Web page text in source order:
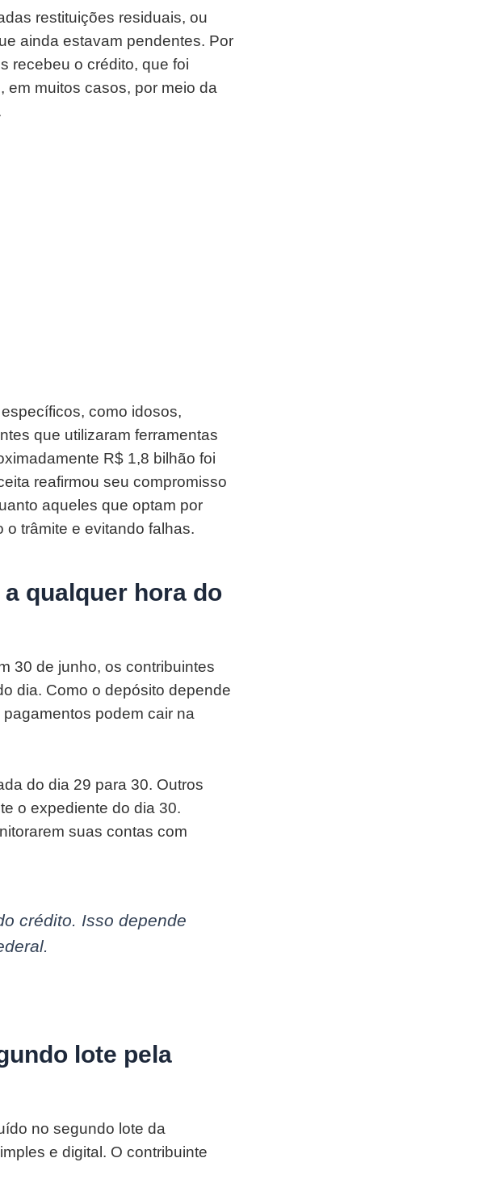
restituições residuais, ou
ainda estavam pendentes. Por
recebeu o crédito, que foi
em muitos casos, por meio da
como idosos,
que utilizaram ferramentas
R$ 1,8 bilhão foi
reafirmou seu compromisso
aqueles que optam por
trâmite e evitando falhas.
qualquer hora do
30 de junho, os contribuintes
dia. Como o depósito depende
podem cair na
do dia 29 para 30. Outros
o expediente do dia 30.
suas contas com
crédito. Isso depende
lote pela
no segundo lote da
e digital. O contribuinte